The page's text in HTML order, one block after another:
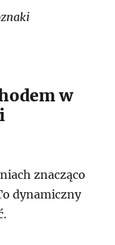
w
znacząco
dynamiczny